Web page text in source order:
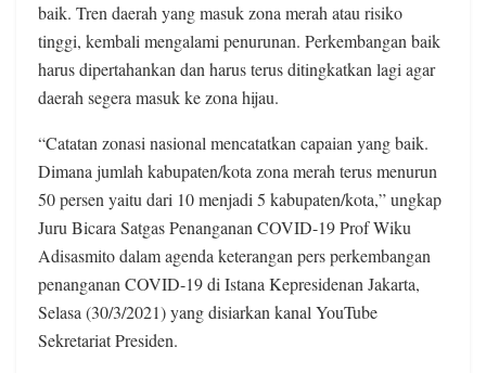
baik. Tren daerah yang masuk zona merah atau risiko
tinggi, kembali mengalami penurunan. Perkembangan baik
harus dipertahankan dan harus terus ditingkatkan lagi agar
daerah segera masuk ke zona hijau.
“Catatan zonasi nasional mencatatkan capaian yang baik.
Dimana jumlah kabupaten/kota zona merah terus menurun
50 persen yaitu dari 10 menjadi 5 kabupaten/kota,” ungkap
Juru Bicara Satgas Penanganan COVID-19 Prof Wiku
Adisasmito dalam agenda keterangan pers perkembangan
penanganan COVID-19 di Istana Kepresidenan Jakarta,
Selasa (30/3/2021) yang disiarkan kanal YouTube
Sekretariat Presiden.